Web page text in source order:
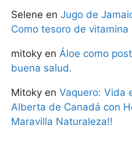
Selene en Jugo de
Como tesoro de vitamina
mitoky en Áloe como
buena salud.
Mitoky en Vaquero: Vida
Alberta de Canadá con
Maravilla Naturaleza!!